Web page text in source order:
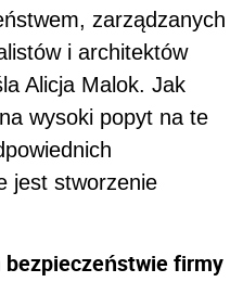
zarządzanych
i architektów
Alicja Malok. Jak
wysoki popyt na te
jest stworzenie
bezpieczeństwie firmy